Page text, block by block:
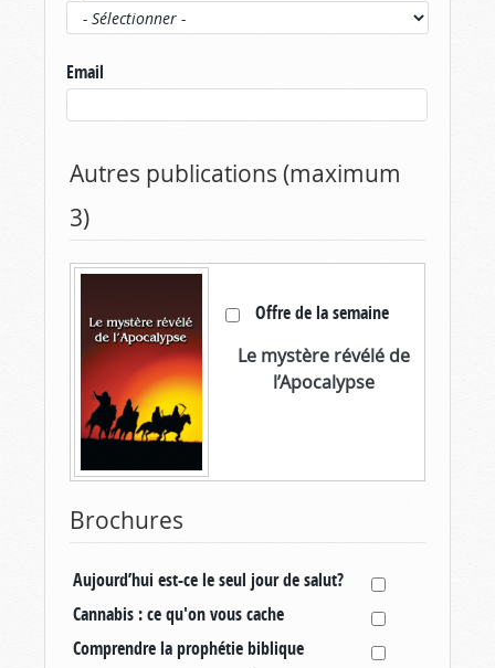
Email
Autres publications (maximum
3)
Offre de la semaine
Le mystère révélé de
l’Apocalypse
Brochures
Aujourd’hui est-ce le seul jour de salut?
Cannabis : ce qu'on vous cache
Comprendre la prophétie biblique